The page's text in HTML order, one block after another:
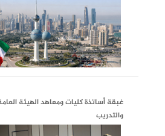
غبقة أساتذة كليات ومعاهد الهيئة
والتدريب